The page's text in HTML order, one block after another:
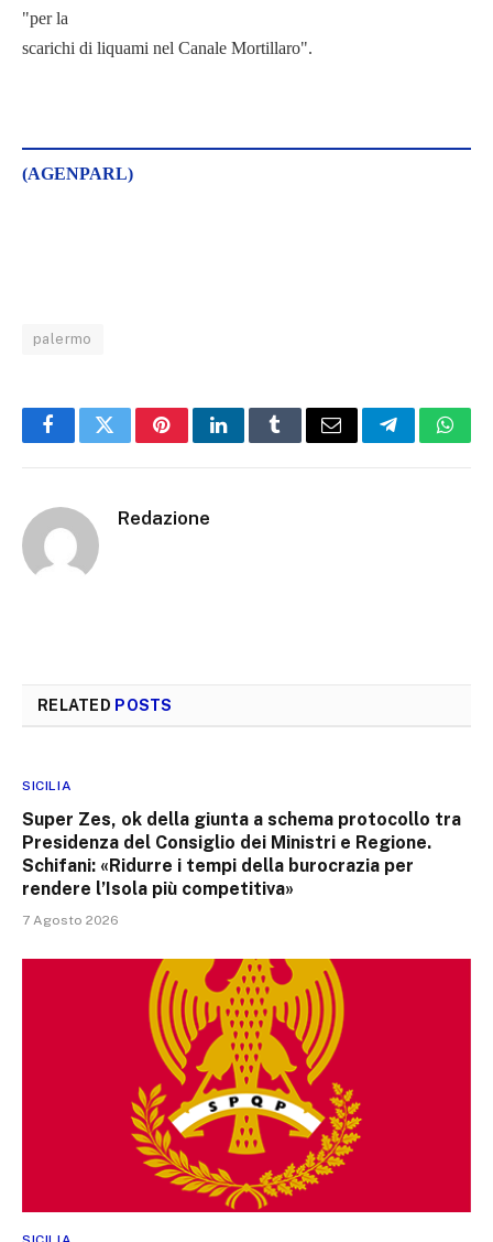
"per la
scarichi di liquami nel Canale Mortillaro".
(AGENPARL)
palermo
FacebookTwitterPinterestLinkedInTumblrEmail Telegram
Redazione
RELATED POSTS
SICILIA
Super Zes, ok della giunta a schema protocollo tra
Presidenza del Consiglio dei Ministri e Regione.
Schifani: «Ridurre i tempi della burocrazia per
rendere l’Isola più competitiva»
7 Agosto 2026